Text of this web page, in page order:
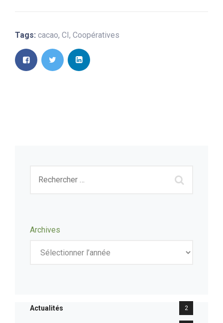
Tags: cacao, CI , Coopératives
Archives
Actualités 2